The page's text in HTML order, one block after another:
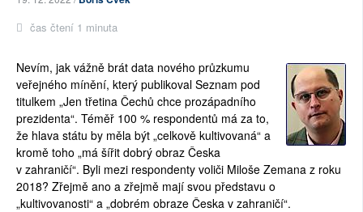
čas čtení 1 minuta
Nevím, jak vážně brát data nového průzkumu
veřejného mínění, který publikoval Seznam pod
titulkem „Jen třetina Čechů chce prozápadního
prezidenta“. Téměř 100 % respondentů má za to,
že hlava státu by měla být „celkově kultivovaná“ a
kromě toho „má šířit dobrý obraz Česka
v zahraničí“. Byli mezi respondenty voliči Miloše Zemana z roku
2018? Zřejmě ano a zřejmě mají svou představu o
„kultivovanosti“ a „dobrém obraze Česka v zahraničí“.